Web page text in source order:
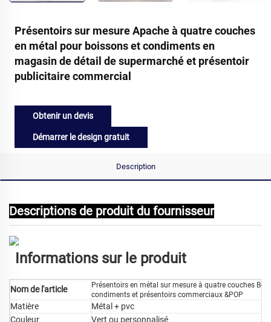
Présentoirs sur mesure Apache à quatre couches
en métal pour boissons et condiments en
magasin de détail de supermarché et présentoir
publicitaire commercial
Obtenir un devis
Démarrer le design gratuit
Description
Descriptions de produit du fournisseur
Informations sur le produit
Nom de l'article
Présentoirs en métal sur mesure à quatre couches
condiments et présentoirs commerciaux &POP
Matière
Métal + pvc
Couleur
Vert ou personnalisé